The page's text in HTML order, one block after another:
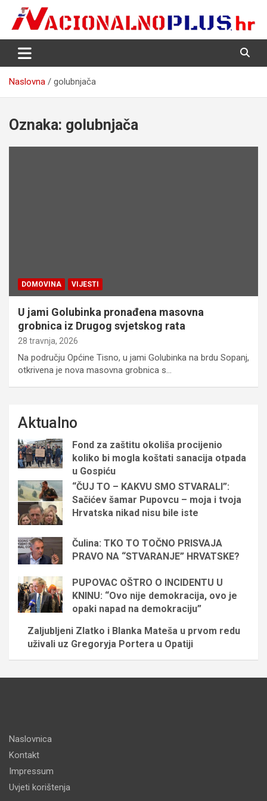
content
NacionalnoPlus.hr
Nacija želi znati više
Naslovna golubnjača
Oznaka: golubnjača
DOMOVINA VIJESTI
U jami Golubinka pronađena masovna
grobnica iz Drugog svjetskog rata
28 travnja, 2026
Na području Općine Tisno, u jami Golubinka na brdu Sopanj,
otkrivena je nova masovna grobnica s…
Aktualno
Fond za zaštitu okoliša procijenio
koliko bi mogla koštati sanacija otpada
u Gospiću
“ČUJ TO – KAKVU SMO STVARALI”:
Sačićev šamar Pupovcu – moja i tvoja
Hrvatska nikad nisu bile iste
Čulina: TKO TO TOČNO PRISVAJA
PRAVO NA “STVARANJE” HRVATSKE?
PUPOVAC OŠTRO O INCIDENTU U
KNINU: “Ovo nije demokracija, ovo je
opaki napad na demokraciju”
Zaljubljeni Zlatko i Blanka Mateša u prvom redu
uživali uz Gregoryja Portera u Opatiji
Naslovnica
Kontakt
Impressum
Uvjeti korištenja